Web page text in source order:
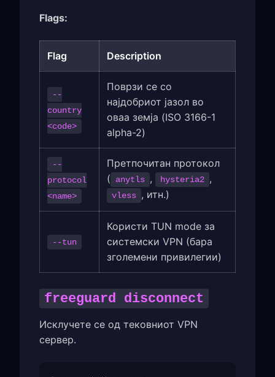
Flags:
Flag Description
--
country
<code>
Поврзи се со
најдобриот јазол во
оваа земја (ISO 3166-1
alpha-2)
--
protocol
<name>
Претпочитан протокол
(
anytls , hysteria2 ,
vless , итн.)
--tun
Користи TUN mode за
системски VPN (бара
зголемени привилегии)
freeguard disconnect
Исклучете се од тековниот VPN
сервер.